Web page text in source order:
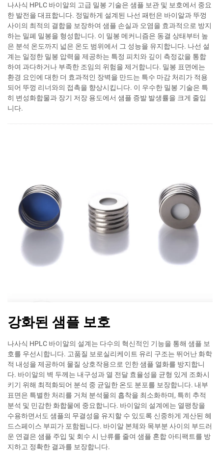
나사식 HPLC 바이알의 고급 밀봉 기술은 샘플 보관 및 보호에서 중요
한 발전을 대표합니다. 정밀하게 설계된 나선 패턴은 바이알과 뚜껑
사이의 최적의 결합을 보장하여 샘플 손실과 오염을 효과적으로 방지
하는 밀폐 밀봉을 형성합니다. 이 밀봉 메커니즘은 동결 상태부터 높
은 분석 온도까지 넓은 온도 범위에서 그 성능을 유지합니다. 나선 설
계는 일정한 밀봉 압력을 제공하는 특정 피치와 깊이 측정값을 통합
하여 과다하거나 부족한 조임의 위험을 제거합니다. 밀봉 표면에는
환경 요인에 대한 더 효과적인 장벽을 만드는 특수 마감 처리가 적용
되어 뚜껑 리너와의 접촉을 향상시킵니다. 이 우수한 밀봉 기술은 특
히 변성화합물과 장기 저장 용도에서 샘플 증발 발생률을 크게 줄입
니다.
강화된 샘플 보호
나사식 HPLC 바이알의 설계는 다수의 혁신적인 기능을 통해 샘플 보
호를 우선시합니다. 고품질 보로실리케이트 유리 구조는 뛰어난 화학
적 내성을 제공하여 물질 상호작용으로 인한 샘플 열화를 방지합니
다. 바이알의 벽 두께는 내구성과 열 전달 효율성을 균형 있게 조화시
키기 위해 최적화되어 분석 중 균일한 온도 분포를 보장합니다. 내부
표면은 특별한 처리를 거쳐 분석물의 흡착을 최소화하며, 특히 추적
분석 및 민감한 화합물에 중요합니다. 바이알의 설계에는 열팽창을
수용하면서도 샘플의 무결성을 유지할 수 있도록 신중하게 계산된 헤
드스페이스 부피가 포함됩니다. 바이알 본체와 목부분 사이의 부드러
운 연결은 샘플 주입 및 회수 시 난류를 줄여 샘플 혼합 아티팩트를 방
지하고 정확한 결과를 보장합니다.